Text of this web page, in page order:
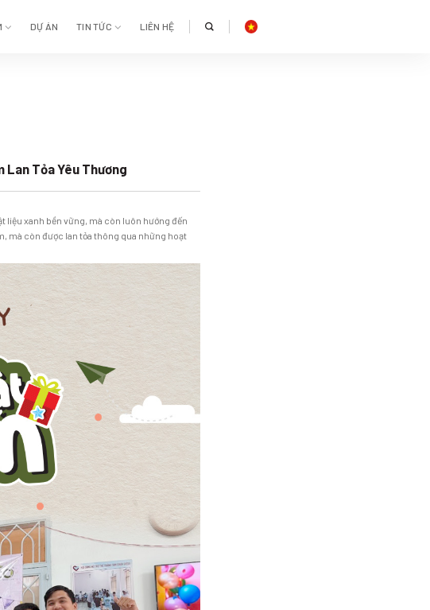
DỰ ÁN TIN TỨC LIÊN HỆ
Lan Tỏa Yêu Thương
liệu xanh bền vững, mà còn luôn hướng đến
mà còn được lan tỏa thông qua những hoạt